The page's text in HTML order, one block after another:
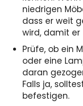
niedrigen
dass er weit
wird, damit er
Prüfe, ob ein
oder eine
daran
Falls ja,
befestigen.